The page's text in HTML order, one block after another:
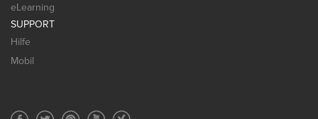
eLearning
SUPPORT
Hilfe
Mobil